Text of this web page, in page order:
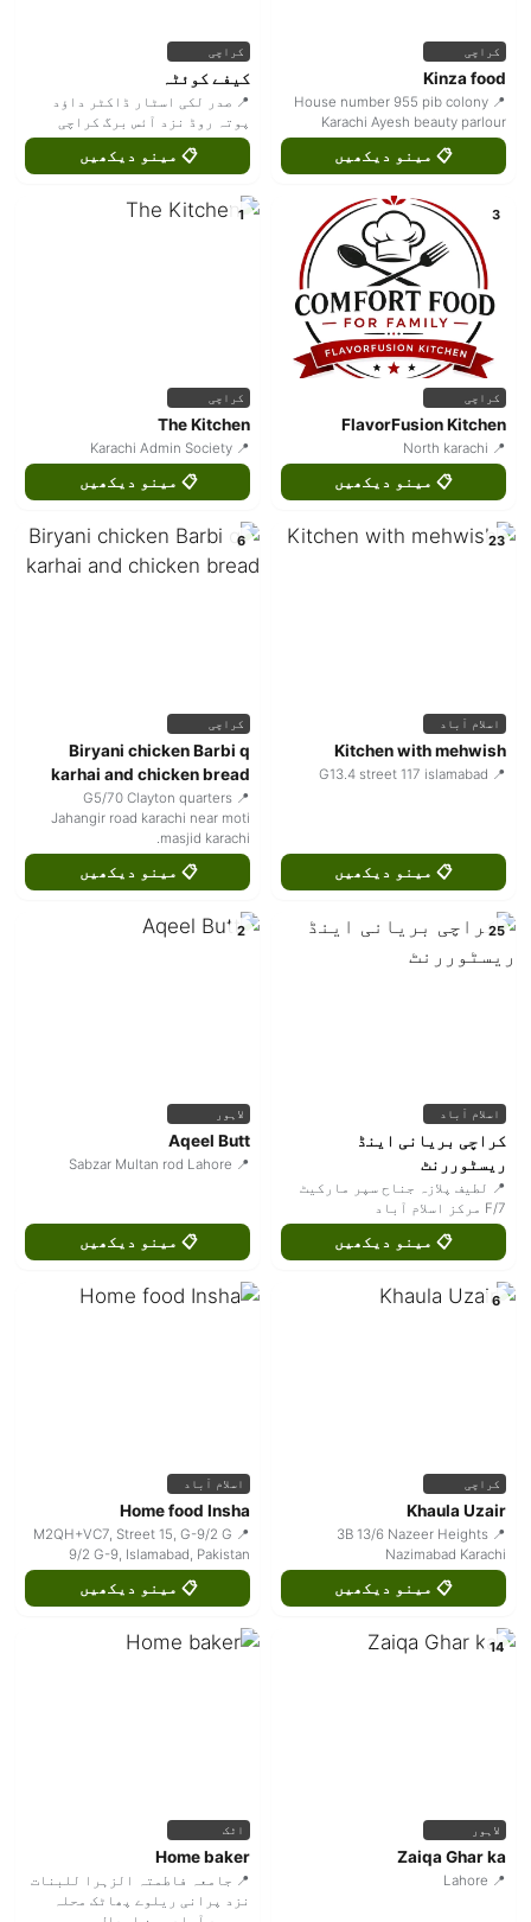
کراچی
Kinza food
📍 House number 955 pib colony
Karachi Ayesh beauty parlour
📋 مینو دیکھیں
کراچی
کیفے کوئٹہ
📍 صدر لکی اسٹار ڈاکٹر داؤد
پوتہ روڈ نزد آئس برگ کراچی
📋 مینو دیکھیں
3
کراچی
FlavorFusion Kitchen
📍 North karachi
📋 مینو دیکھیں
1
کراچی
The Kitchen
📍 Karachi Admin Society
📋 مینو دیکھیں
23
اسلام آباد
Kitchen with mehwish
📍 G13.4 street 117 islamabad
📋 مینو دیکھیں
6
کراچی
Biryani chicken Barbi q
karhai and chicken bread
📍 G5/70 Clayton quarters
Jahangir road karachi near moti
masjid karachi.
📋 مینو دیکھیں
25
اسلام آباد
کراچی بریانی اینڈ
ریسٹوررنٹ
📍 لطیف پلازہ جناح سپر مارکیٹ
F/7 مرکز اسلام آباد
📋 مینو دیکھیں
2
لاہور
Aqeel Butt
📍 Sabzar Multan rod Lahore
📋 مینو دیکھیں
6
کراچی
Khaula Uzair
📍 3B 13/6 Nazeer Heights
Nazimabad Karachi
📋 مینو دیکھیں
اسلام آباد
Home food Insha
📍 M2QH+VC7, Street 15, G-9/2 G
9/2 G-9, Islamabad, Pakistan
📋 مینو دیکھیں
14
لاہور
Zaiqa Ghar ka
📍 Lahore
اٹک
Home baker
📍 جامعہ فاطمتہ الزہرا للبنات
نزد پرانی ریلوے پھاٹک محلہ